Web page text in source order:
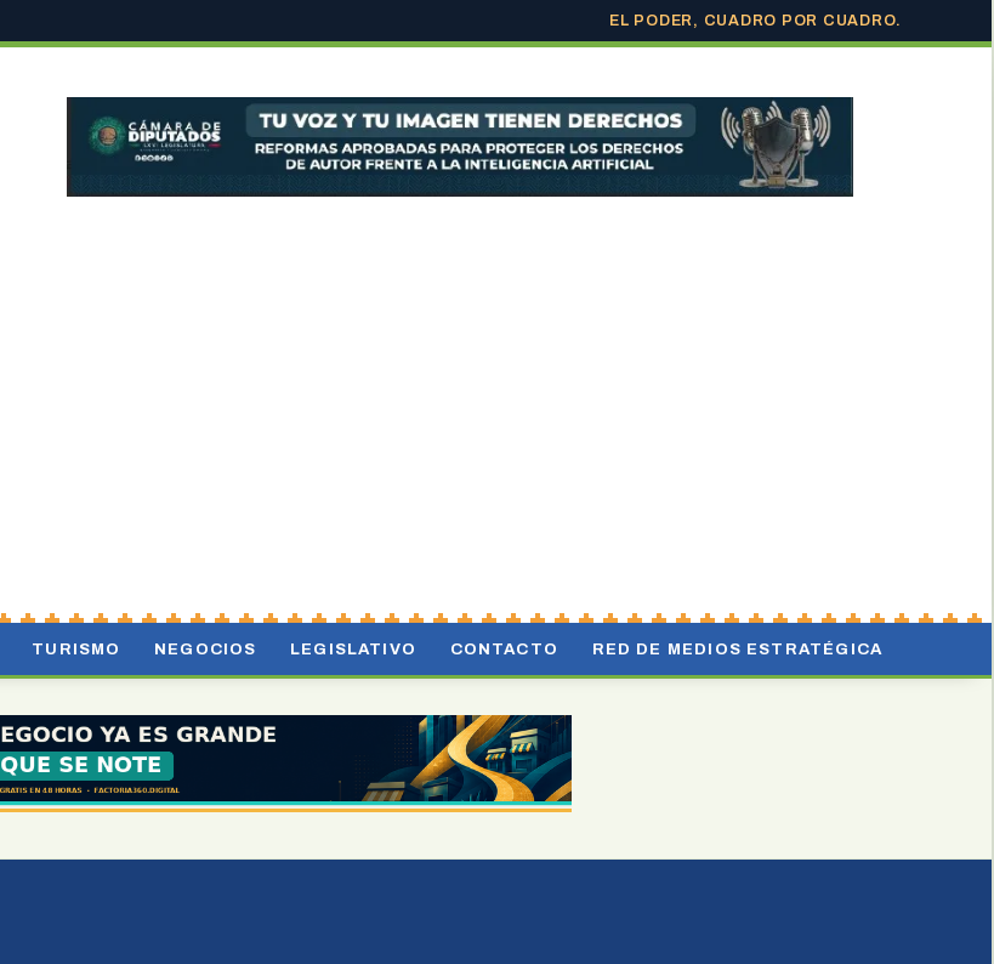
EL PODER, CUADRO POR CUADRO.
TURISMO NEGOCIOS LEGISLATIVO CONTACTO RED DE MEDIOS ESTRATÉGICA